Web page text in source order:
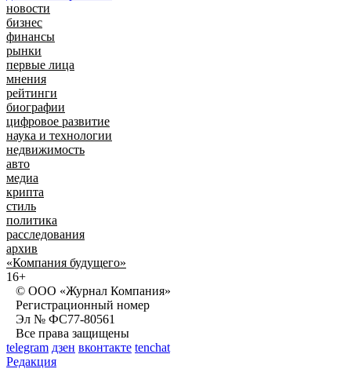
новости
бизнес
финансы
рынки
первые лица
мнения
рейтинги
биографии
цифровое развитие
наука и технологии
недвижимость
авто
медиа
крипта
стиль
политика
расследования
архив
«Компания будущего»
16+
© ООО «Журнал Компания»
Регистрационный номер
Эл № ФС77-80561
Все права защищены
telegram дзен вконтакте tenchat
Редакция